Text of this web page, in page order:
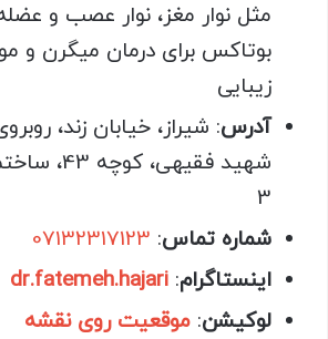
بوتاکس برای درمان میگرن و
زیبایی
آدرس: شیراز، خیابان زند،
شهید
3
شماره تماس:
اینستاگرام:
dr.fatemeh.hajari
لوکیشن: موقعیت روی نقشه